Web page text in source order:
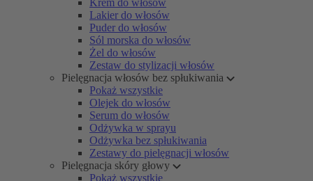
Krem do włosów
Lakier do włosów
Puder do włosów
Sól morska do włosów
Żel do włosów
Zestaw do stylizacji włosów
Pielęgnacja włosów bez spłukiwania
Pokaż wszystkie
Olejek do włosów
Serum do włosów
Odżywka w sprayu
Odżywka bez spłukiwania
Zestawy do pielęgnacji włosów
Pielęgnacja skóry głowy
Pokaż wszystkie